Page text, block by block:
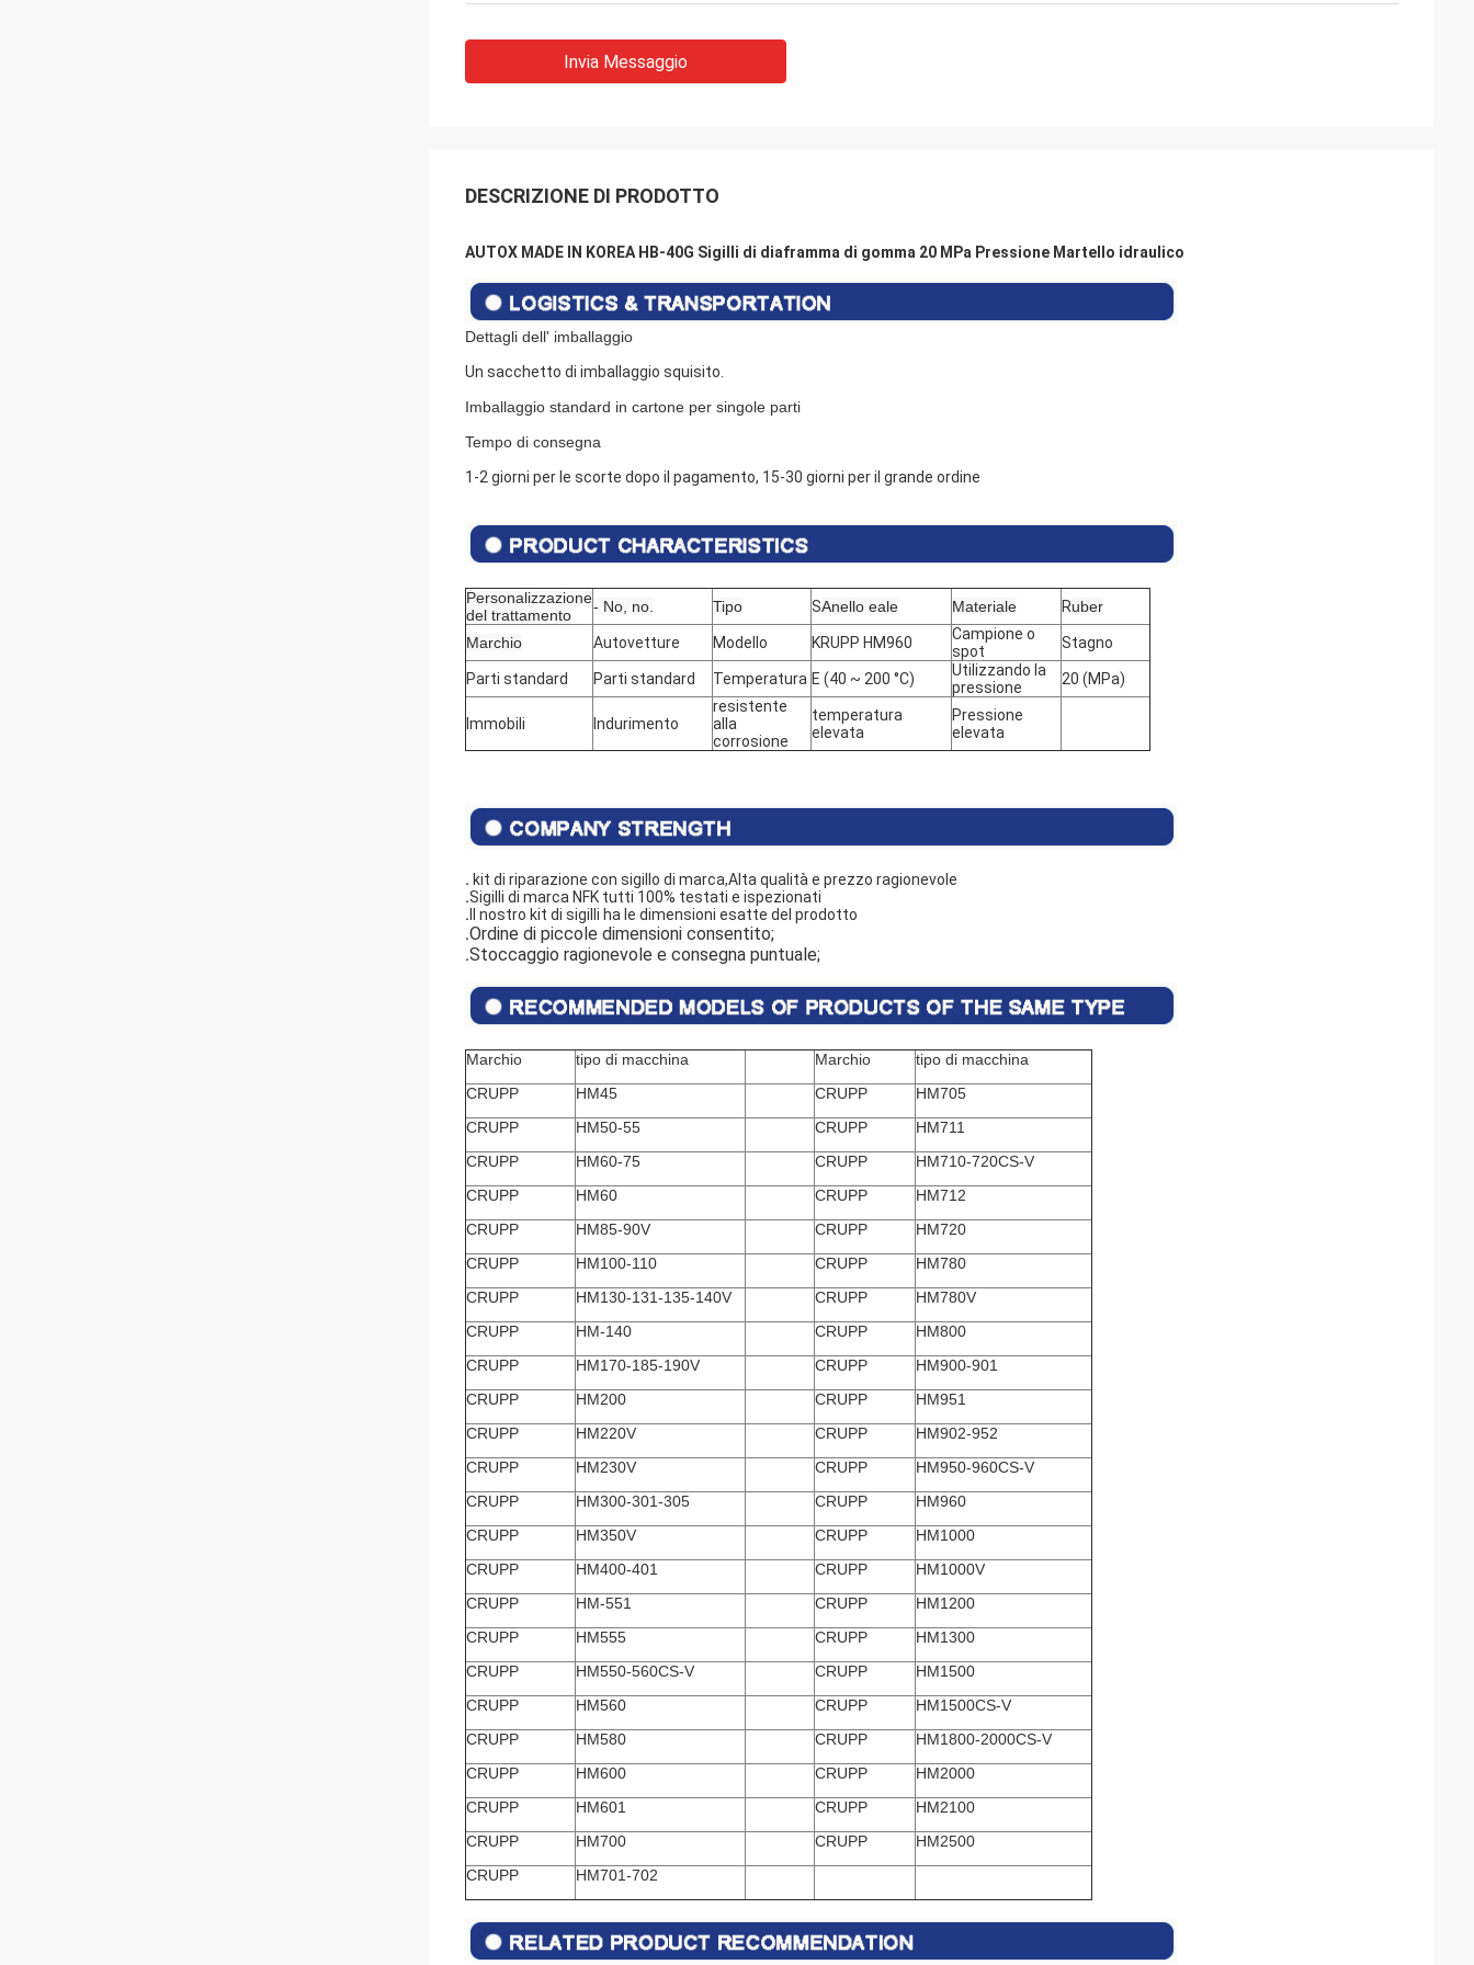
Invia Messaggio
DESCRIZIONE DI PRODOTTO
AUTOX MADE IN KOREA HB-40G Sigilli di diaframma di gomma 20 MPa Pressione Martello idraulico
Dettagli dell' imballaggio
Un sacchetto di imballaggio squisito.
Imballaggio standard in cartone per singole parti
Tempo di consegna
1-2 giorni per le scorte dopo il pagamento, 15-30 giorni per il grande ordine
Personalizzazione
del trattamento
- No, no. Tipo SAnello eale Materiale Ruber
Marchio Autovetture Modello KRUPP HM960
Campione o
spot
Stagno
Parti standard Parti standard Temperatura E (40 ~ 200 °C)
Utilizzando la
pressione
20 (MPa)
Immobili Indurimento
resistente
alla
corrosione
temperatura
elevata
Pressione
elevata
. kit di riparazione con sigillo di marca,Alta qualità e prezzo ragionevole
.Sigilli di marca NFK tutti 100% testati e ispezionati
. Il nostro kit di sigilli ha le dimensioni esatte del prodotto
.Ordine di piccole dimensioni consentito;
.Stoccaggio ragionevole e consegna puntuale;
Marchio tipo di macchina Marchio
tipo di macchina
CRUPP
HM45 CRUPP
HM705
CRUPP
HM50-55 CRUPP
HM711
CRUPP
HM60-75 CRUPP
HM710-720CS-V
CRUPP
HM60 CRUPP
HM712
CRUPP
HM85-90V CRUPP
HM720
CRUPP
HM100-110 CRUPP
HM780
CRUPP
HM130-131-135-140V CRUPP
HM780V
CRUPP
HM-140 CRUPP
HM800
CRUPP
HM170-185-190V CRUPP
HM900-901
CRUPP
HM200 CRUPP
HM951
CRUPP
HM220V CRUPP
HM902-952
CRUPP
HM230V CRUPP
HM950-960CS-V
CRUPP
HM300-301-305 CRUPP
HM960
CRUPP
HM350V CRUPP
HM1000
CRUPP
HM400-401 CRUPP
HM1000V
CRUPP
HM-551 CRUPP
HM1200
CRUPP
HM555 CRUPP
HM1300
CRUPP
HM550-560CS-V CRUPP
HM1500
CRUPP
HM560 CRUPP
HM1500CS-V
CRUPP
HM580 CRUPP
HM1800-2000CS-V
CRUPP
HM600 CRUPP
HM2000
CRUPP
HM601 CRUPP
HM2100
CRUPP
HM700 CRUPP
HM2500
CRUPP
HM701-702